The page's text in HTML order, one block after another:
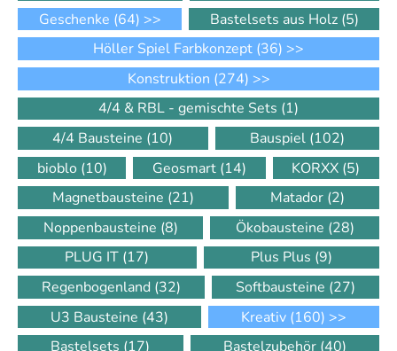
Geschenke (64) >> Bastelsets aus Holz (5)
Höller Spiel Farbkonzept (36) >>
Konstruktion (274) >>
4/4 & RBL - gemischte Sets (1)
4/4 Bausteine (10) Bauspiel (102)
bioblo (10) Geosmart (14) KORXX (5)
Magnetbausteine (21) Matador (2)
Noppenbausteine (8) Ökobausteine (28)
PLUG IT (17) Plus Plus (9)
Regenbogenland (32) Softbausteine (27)
U3 Bausteine (43) Kreativ (160) >>
Bastelsets (17) Bastelzubehör (40)